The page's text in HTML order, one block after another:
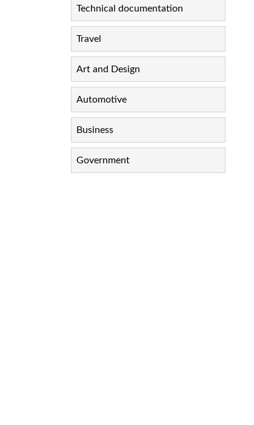
Technical documentation
Travel
Art and Design
Automotive
Business
Government